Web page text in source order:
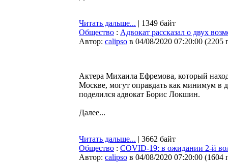
Читать дальше... | 1349 байт
Общество : Адвокат рассказал о двух
Автор: calipso в 04/08/2020 07:20:00 (2205
Актера Михаила Ефремова, который
Москве, могут оправдать как минимум в
поделился адвокат Борис Локшин.
Далее...
Читать дальше... | 3662 байт
Общество : COVID-19: в ожидании 2-й
Автор: calipso в 04/08/2020 07:20:00 (1604